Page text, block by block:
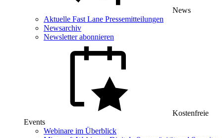
News
Aktuelle Fast Lane Pressemitteilungen
Newsarchiv
Newsletter abonnieren
Kostenfreie
Events
Webinare im Überblick